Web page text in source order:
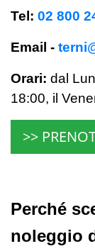
Tel: 02 800
Email -
Orari: dal
18:00, il
>>
Perché
noleggio